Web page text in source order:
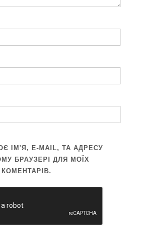
ІМ'Я, E-MAIL, ТА АДРЕСУ
БРАУЗЕРІ ДЛЯ МОЇХ